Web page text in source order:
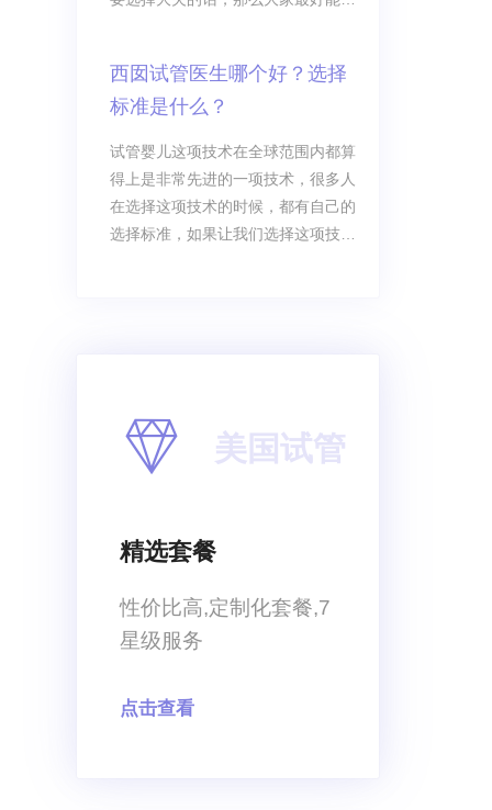
北医三院试管大夫排名，通过这个排
名，你会发现究竟哪个大夫排名靠
前的大夫，在我们心目当中认为就是
最好的大夫，目前来说如果大家要选
择这些最好的大夫，那么最好能够结
合自身的实际情况来
西囡试管医生哪个好？选择
标准是什么？
试管婴儿这项技术在全球范围内都算
得上是非常先进的一项技术，很多人
在选择这项技术的时候，都有自己的
选择标准，如果让我们选择这项技术
人想了解的，毕竟大家在选择医生的
时候，一定要结合自己的具体案例以
美国试管
精选套餐
性价比高,定制化套餐,7
星级服务
点击查看